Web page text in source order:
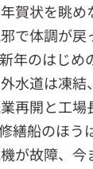
賀状を眺め
で体調が
年のはじめ
水道は凍
再開と工
繕船のほ
が故障、